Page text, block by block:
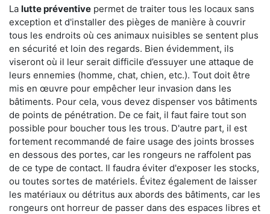
La lutte préventive permet de traiter tous les locaux sans
exception et d'installer des pièges de manière à couvrir
tous les endroits où ces animaux nuisibles se sentent plus
en sécurité et loin des regards. Bien évidemment, ils
viseront où il leur serait difficile d’essuyer une attaque de
leurs ennemies (homme, chat, chien, etc.). Tout doit être
mis en œuvre pour empêcher leur invasion dans les
bâtiments. Pour cela, vous devez dispenser vos bâtiments
de points de pénétration. De ce fait, il faut faire tout son
possible pour boucher tous les trous. D'autre part, il est
fortement recommandé de faire usage des joints brosses
en dessous des portes, car les rongeurs ne raffolent pas
de ce type de contact. Il faudra éviter d'exposer les stocks,
ou toutes sortes de matériels. Évitez également de laisser
les matériaux ou détritus aux abords des bâtiments, car les
rongeurs ont horreur de passer dans des espaces libres et